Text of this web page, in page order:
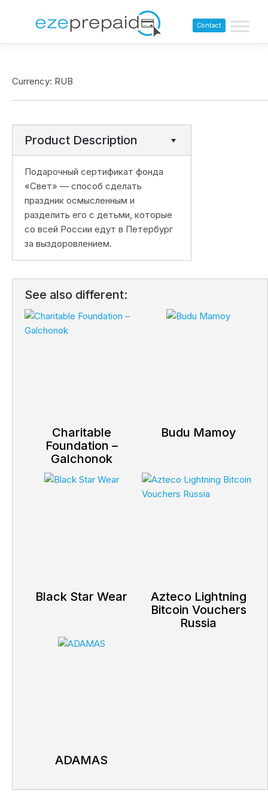
Contact
Currency: RUB
Product Description
Подарочный сертификат фонда
«Свет» — способ сделать
праздник осмысленным и
разделить его с детьми, которые
со всей России едут в Петербург
за выздоровлением.
See also different:
Charitable
Foundation –
Galchonok
Budu Mamoy
Black Star Wear
Azteco Lightning
Bitcoin Vouchers
Russia
ADAMAS